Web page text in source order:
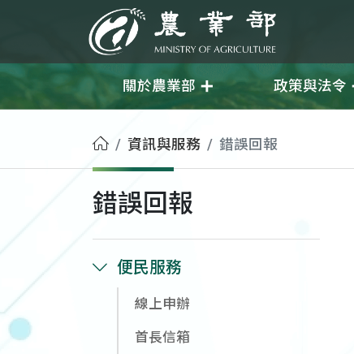
農業部
關於農業部 政策與法令
首頁資訊與服務 錯誤回報
錯誤回報
便民服務
線上申辦
首長信箱